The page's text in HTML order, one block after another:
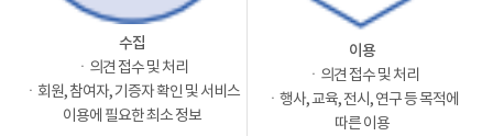
수집
ㆍ의견 접수 및 처리
ㆍ회원, 참여자, 기증자 확인 및 서비스
이용에 필요한 최소 정보
이용
ㆍ의견 접수 및 처리
ㆍ행사, 교육, 전시, 연구 등 목적에
따른 이용